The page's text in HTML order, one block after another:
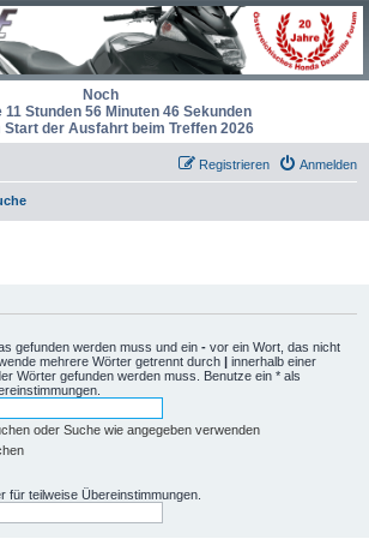
Noch
11 Stunden 56 Minuten 46 Sekunden
Start der Ausfahrt beim Treffen 2026
Anmelden
Registrieren
gefunden werden muss und ein - vor ein Wort, das nicht
mehrere Wörter getrennt durch
innerhalb einer
Wörter gefunden werden muss. Benutze ein * als
oder Suche wie angegeben verwenden
für teilweise Übereinstimmungen.